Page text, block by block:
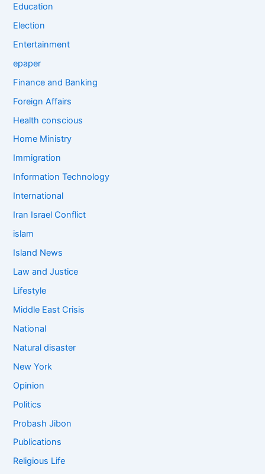
Education
Election
Entertainment
epaper
Finance and Banking
Foreign Affairs
Health conscious
Home Ministry
Immigration
Information Technology
International
Iran Israel Conflict
islam
Island News
Law and Justice
Lifestyle
Middle East Crisis
National
Natural disaster
New York
Opinion
Politics
Probash Jibon
Publications
Religious Life